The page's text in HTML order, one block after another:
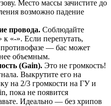
Место массы зачистите до
возможно падение
провода. Соблюдайте
к «-». Если перепутать,
— бас может
объемным.
(Gain). Это не громкость!
Выкрутите его на
на 2/3 громкости на ГУ и
пока не появится
Идеально — без хрипов